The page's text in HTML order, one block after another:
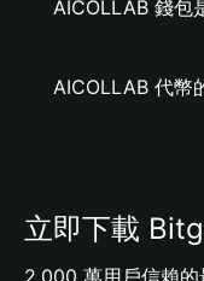
AICOLLAB 錢包
AICOLLAB 代幣
立即下載
2,000 萬用戶信賴